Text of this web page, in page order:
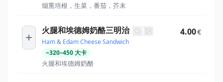
烟熏培根，生菜，番茄，芥末
火腿和埃德姆奶酪三明治
Ham & Edam Cheese Sandwich
~320–450大卡
火腿和埃德姆奶酪
4.00€